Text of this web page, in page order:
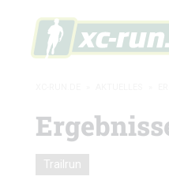
Trailrun